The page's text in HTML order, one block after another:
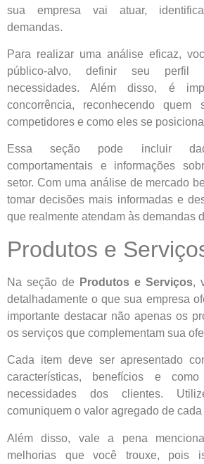
sua empresa vai atuar,
demandas.
Para realizar uma análise eficaz,
público-alvo, definir seu perfil
necessidades. Além disso, é
concorrência, reconhecendo quem
competidores e como eles se
Essa seção pode incluir
comportamentais e informações
setor. Com uma análise de mercado
tomar decisões mais informadas e
que realmente atendam às demandas
Produtos e
Na seção de Produtos e Serviços,
detalhadamente o que sua empresa
importante destacar não apenas os
os serviços que complementam sua
Cada item deve ser apresentado
características, benefícios e
necessidades dos clientes.
comuniquem o valor agregado de
Além disso, vale a pena
melhorias que você trouxe, pois